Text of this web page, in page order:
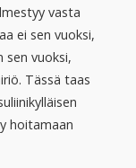
vasta
ei sen vuoksi,
vuoksi,
Tässä taas
hoitamaan